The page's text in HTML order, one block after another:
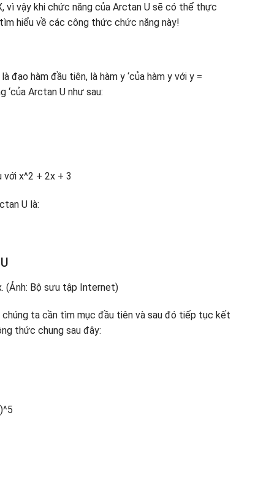
vì vậy khi chức năng của Arctan U sẽ có thể thực
hiểu về các công thức chức năng này!
hàm đầu tiên, là hàm y ‘của hàm y với y =
Arctan U như sau:
với x^2 + 2x + 3
U là:
ta cần tìm mục đầu tiên và sau đó tiếp tục kết
thức chung sau đây: